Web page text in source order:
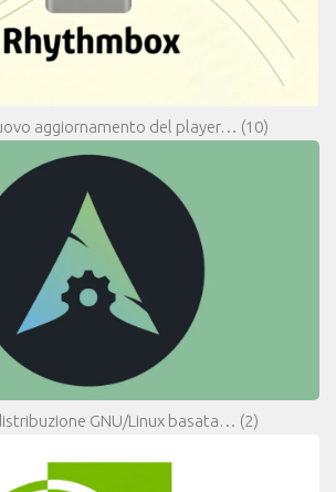
aggiornamento del player… (10)
GNU/Linux basata… (2)